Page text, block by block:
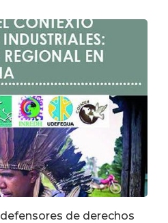
de derechos